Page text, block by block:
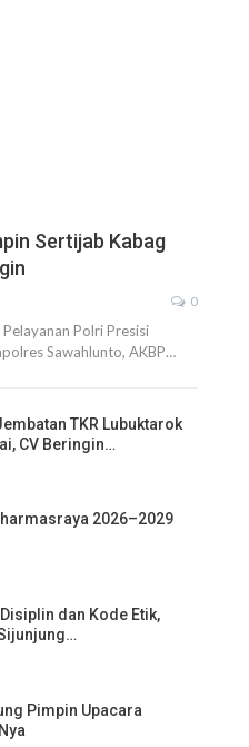
Sertijab Kabag
0
Polri Presisi
Sawahlunto, AKBP…
TKR Lubuktarok
CV Beringin…
2026–2029
dan Kode Etik,
Pimpin Upacara